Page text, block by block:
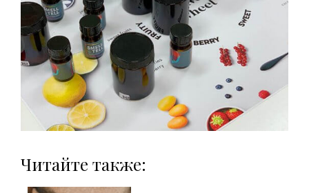
Читайте также: